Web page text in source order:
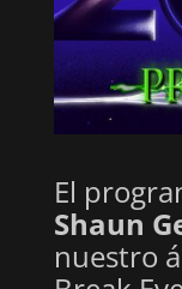
El
Shaun
nuestro